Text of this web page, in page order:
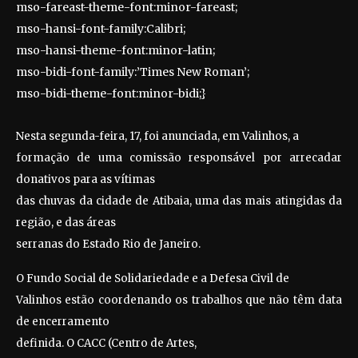
mso-fareast-theme-font:minor-fareast;
mso-hansi-font-family:Calibri;
mso-hansi-theme-font:minor-latin;
mso-bidi-font-family:’Times New Roman’;
mso-bidi-theme-font:minor-bidi;}
Nesta segunda-feira, 17, foi anunciada, em Valinhos, a
formação de uma comissão responsável por arrecadar
donativos para as vítimas
das chuvas da cidade de Atibaia, uma das mais atingidas da
região, e das áreas
serranas do Estado Rio de Janeiro.
O Fundo Social de Solidariedade e a Defesa Civil de
Valinhos estão coordenando os trabalhos que não têm data
de encerramento
definida. O CACC (Centro de Artes,